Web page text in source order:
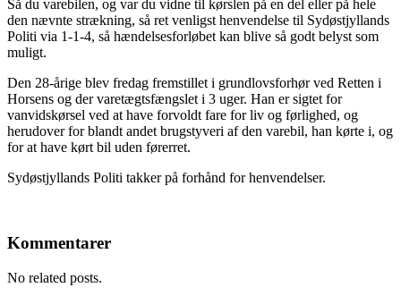
Så du varebilen, og var du vidne til kørslen på en del eller på hele
den nævnte strækning, så ret venligst henvendelse til Sydøstjyllands
Politi via 1-1-4, så hændelsesforløbet kan blive så godt belyst som
muligt.
Den 28-årige blev fredag fremstillet i grundlovsforhør ved Retten i
Horsens og der varetægtsfængslet i 3 uger. Han er sigtet for
vanvidskørsel ved at have forvoldt fare for liv og førlighed, og
herudover for blandt andet brugstyveri af den varebil, han kørte i, og
for at have kørt bil uden førerret.
Sydøstjyllands Politi takker på forhånd for henvendelser.
Kommentarer
No related posts.